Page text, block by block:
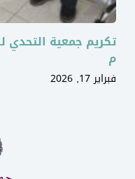
م
فبراير 17, 2026